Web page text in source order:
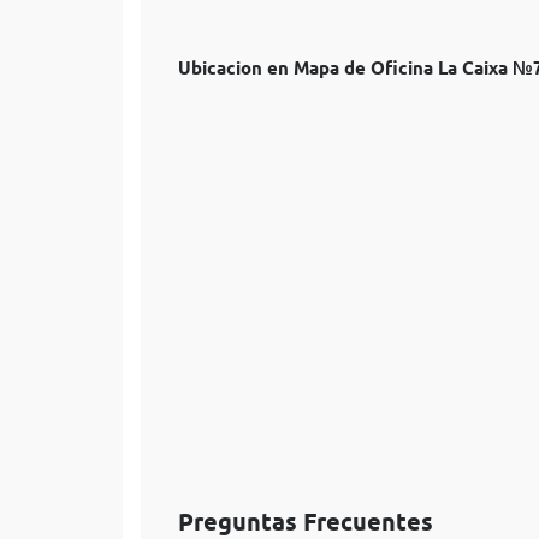
Ubicacion en Mapa de Oficina La Caixa
Preguntas Frecuentes